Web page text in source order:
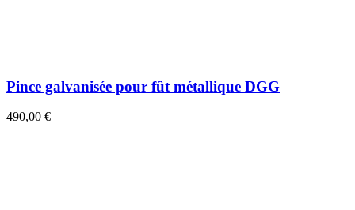
Pince galvanisée pour fût métallique DGG
490,00 €